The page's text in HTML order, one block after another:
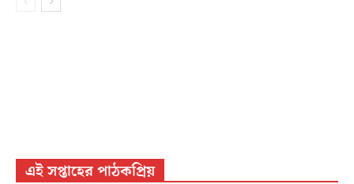
এই সপ্তাহের পাঠকপ্রিয়